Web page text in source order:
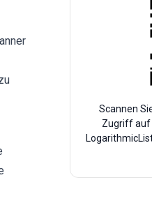
Scannen
Zugriff auf